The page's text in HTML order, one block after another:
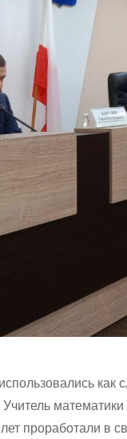
как
проработали в